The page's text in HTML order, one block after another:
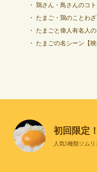
鶏さん・鳥さんのコト
たまご・鶏のことわざ
たまごと偉人有名人
たまごの名シーン【映
初回限定
人気5種類ソム